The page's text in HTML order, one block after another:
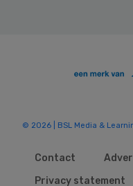
© 2026 | BSL Media &
Contact
Privacy statement